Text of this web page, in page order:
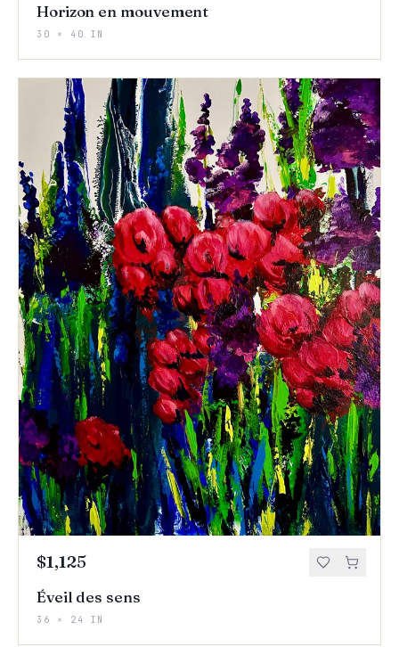
Horizon en mouvement
30 × 40 IN
$1,125
Éveil des sens
36 × 24 IN